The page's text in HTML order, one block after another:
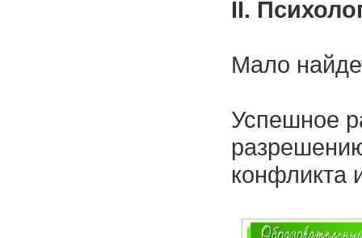
II.
Мало
Успешное
конфликта